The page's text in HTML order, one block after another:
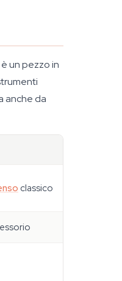
un pezzo in
anche da
classico